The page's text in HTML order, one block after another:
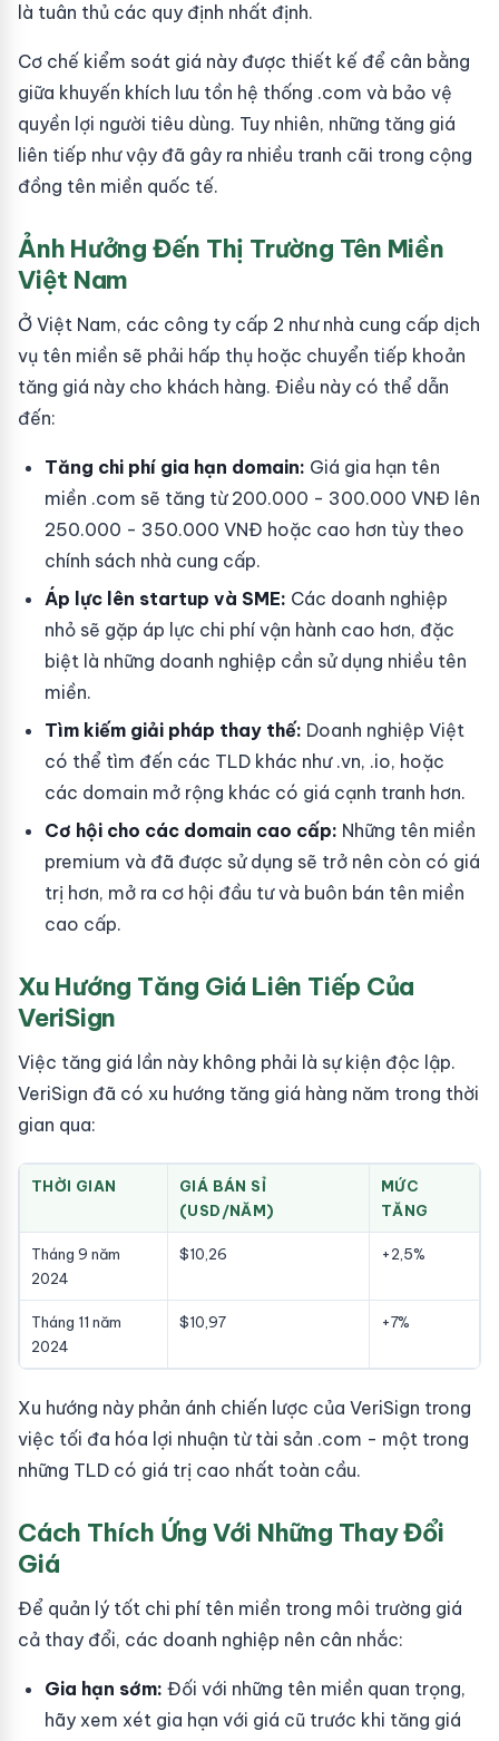
là tuân thủ các quy định nhất định.
Cơ chế kiểm soát giá này được thiết kế để cân bằng
giữa khuyến khích lưu tồn hệ thống .com và bảo vệ
quyền lợi người tiêu dùng. Tuy nhiên, những tăng giá
liên tiếp như vậy đã gây ra nhiều tranh cãi trong cộng
đồng tên miền quốc tế.
Ảnh Hưởng Đến Thị Trường Tên Miền
Việt Nam
Ở Việt Nam, các công ty cấp 2 như nhà cung cấp dịch
vụ tên miền sẽ phải hấp thụ hoặc chuyển tiếp khoản
tăng giá này cho khách hàng. Điều này có thể dẫn
đến:
Tăng chi phí gia hạn domain: Giá gia hạn tên
miền .com sẽ tăng từ 200.000 - 300.000 VNĐ lên
250.000 - 350.000 VNĐ hoặc cao hơn tùy theo
chính sách nhà cung cấp.
Áp lực lên startup và SME: Các doanh nghiệp
nhỏ sẽ gặp áp lực chi phí vận hành cao hơn, đặc
biệt là những doanh nghiệp cần sử dụng nhiều tên
miền.
Tìm kiếm giải pháp thay thế: Doanh nghiệp Việt
có thể tìm đến các TLD khác như .vn, .io, hoặc
các domain mở rộng khác có giá cạnh tranh hơn.
Cơ hội cho các domain cao cấp: Những tên miền
premium và đã được sử dụng sẽ trở nên còn có giá
trị hơn, mở ra cơ hội đầu tư và buôn bán tên miền
cao cấp.
Xu Hướng Tăng Giá Liên Tiếp Của
VeriSign
Việc tăng giá lần này không phải là sự kiện độc lập.
VeriSign đã có xu hướng tăng giá hàng năm trong thời
gian qua:
THỜI GIAN
GIÁ BÁN SỈ
(USD/NĂM)
MỨC
TĂNG
Tháng 9 năm
2024
$10,26 +2,5%
Tháng 11 năm
2024
$10,97 +7%
Xu hướng này phản ánh chiến lược của VeriSign trong
việc tối đa hóa lợi nhuận từ tài sản .com - một trong
những TLD có giá trị cao nhất toàn cầu.
Cách Thích Ứng Với Những Thay Đổi
Giá
Để quản lý tốt chi phí tên miền trong môi trường giá
cả thay đổi, các doanh nghiệp nên cân nhắc:
Gia hạn sớm: Đối với những tên miền quan trọng,
hãy xem xét gia hạn với giá cũ trước khi tăng giá